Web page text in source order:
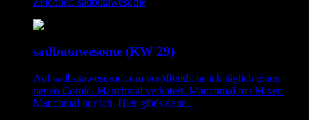
sadbutawesome (KW 29)
Auf sadbutawesome.com veröffentliche ich täglich einen
neuen Comic. Manchmal verkatert. Manchmal mit Mixer.
Manchmal nur ich. Hier gibt's dann...